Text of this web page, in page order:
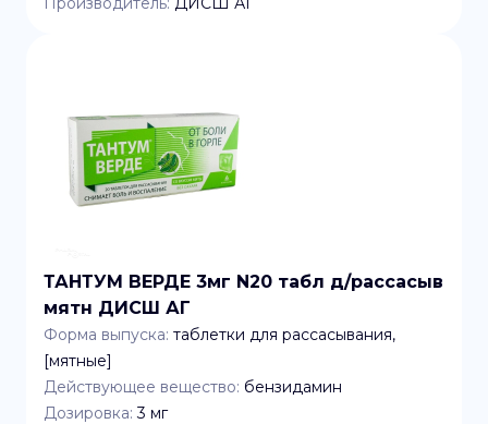
ТАНТУМ ВЕРДЕ 3мг N20 табл д/рассасыв
мятн ДИСШ АГ
Форма выпуска: таблетки для рассасывания,
[мятные]
Действующее вещество: бензидамин
Дозировка: 3 мг